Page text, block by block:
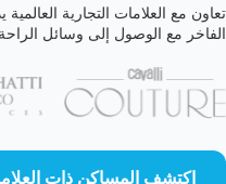
تعاون مع العلامات التجارية
الفاخر مع الوصول إلى وسائل الراحة
اكتشف المساكن ذات